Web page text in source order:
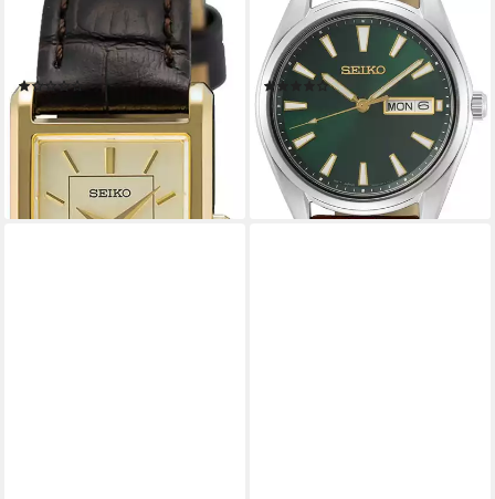
Armbanduhr, Damenuhr,
Lederarmband, analog,
Saphirglas
(2)
ab 280,43 €
lieferbar - in 2-3 Werktagen bei dir
Armbanduhr, Herrenuhr,
Damenuhr, Datum, Saphirglas,
Lederarmband
(7)
ab 222,50 € UVP250,00 €
-11%
lieferbar - in 2-3 Werktagen bei dir